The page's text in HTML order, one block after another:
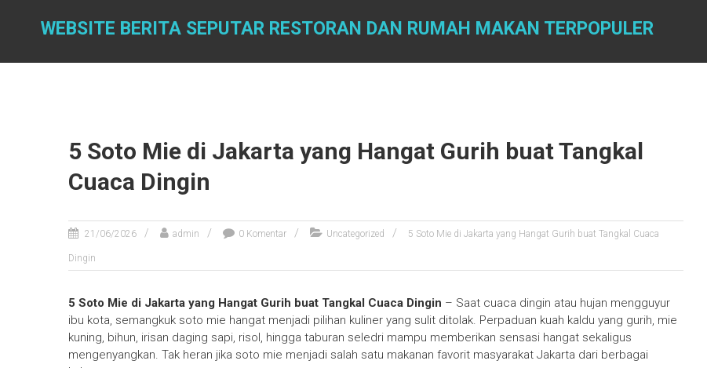
WEBSITE BERITA SEPUTAR RESTORAN DAN RUMAH MAKAN TERPOPULER
5 Soto Mie di Jakarta yang Hangat Gurih buat Tangkal
Cuaca Dingin
21/06/2026 admin 0 Komentar Uncategorized 5 Soto Mie di Jakarta yang Hangat Gurih buat Tangkal Cuaca
Dingin
5 Soto Mie di Jakarta yang Hangat Gurih buat Tangkal Cuaca Dingin – Saat cuaca dingin atau hujan mengguyur
ibu kota, semangkuk soto mie hangat menjadi pilihan kuliner yang sulit ditolak. Perpaduan kuah kaldu yang gurih, mie
kuning, bihun, irisan daging sapi, risol, hingga taburan seledri mampu memberikan sensasi hangat sekaligus
mengenyangkan. Tak heran jika soto mie menjadi salah satu makanan favorit masyarakat Jakarta dari berbagai